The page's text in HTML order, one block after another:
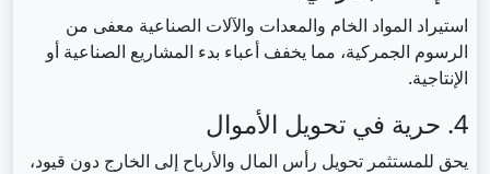
استيراد المواد الخام والمعدات والآلات الصناعية معفى من
الرسوم الجمركية، مما يخفف أعباء بدء المشاريع الصناعية أو
الإنتاجية.
4. حرية في تحويل الأموال
يحق للمستثمر تحويل رأس المال والأرباح إلى الخارج دون قيود،